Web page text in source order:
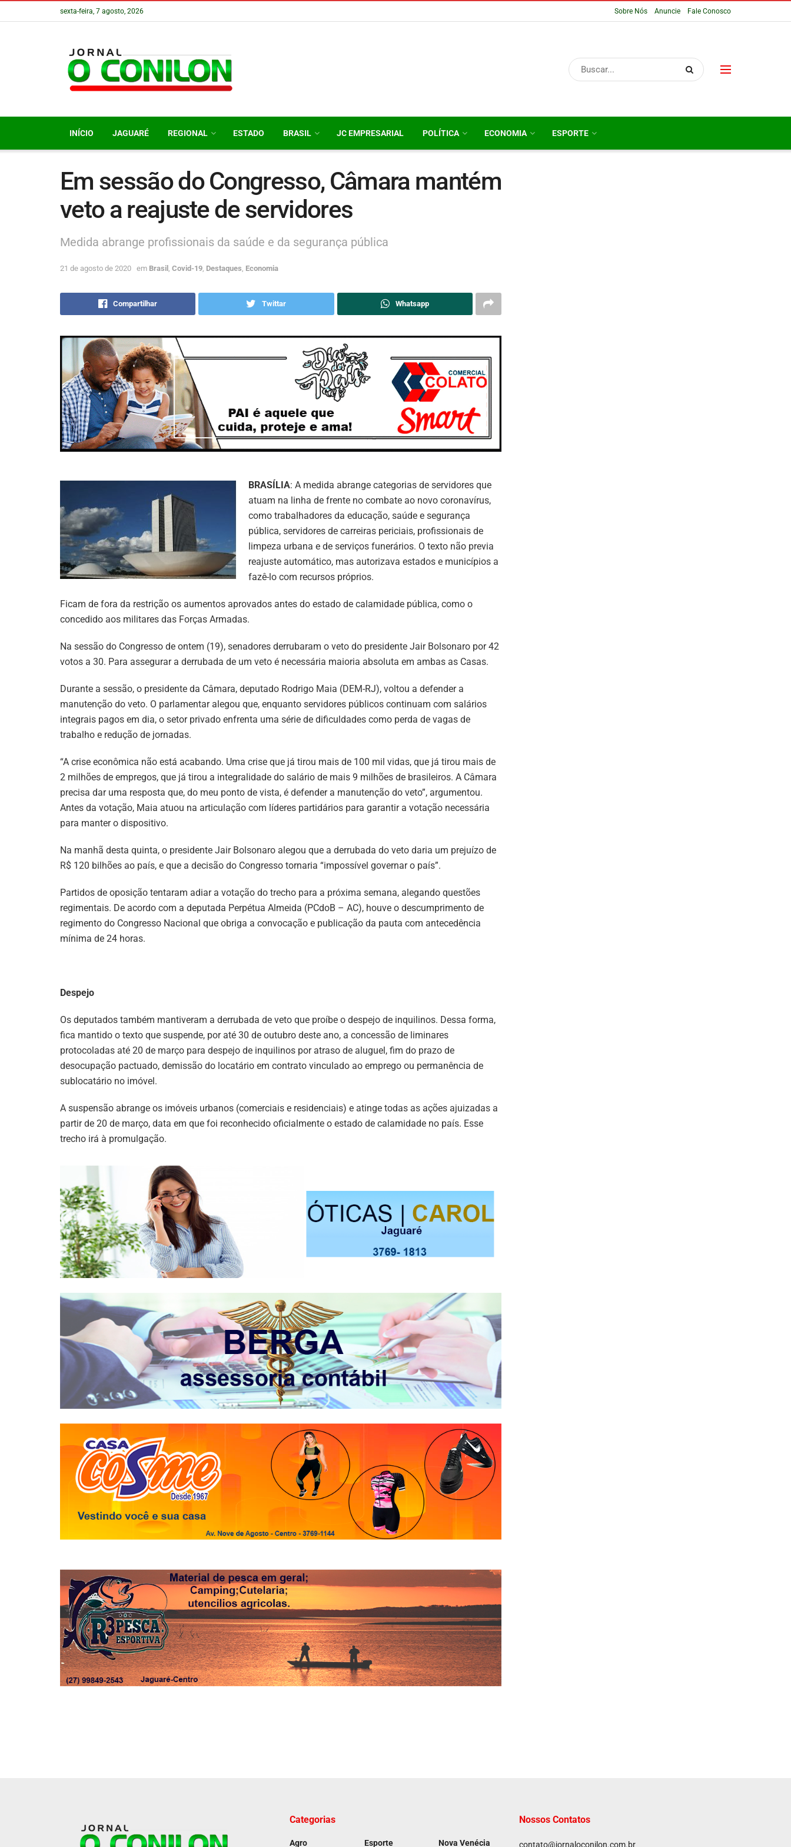
sexta-feira, 7 agosto, 2026 Sobre Nós Anuncie Fale Conosco
INÍCIO JAGUARÉ REGIONAL ESTADO BRASIL JC EMPRESARIAL POLÍTICA ECONOMIA ESPORTE
Em sessão do Congresso, Câmara mantém
veto a reajuste de servidores
Medida abrange profissionais da saúde e da segurança pública
21 de agosto de 2020 em Brasil Covid-19 Destaques Economia
Compartilhar Twittar Whatsapp
BRASÍLIA: A medida abrange categorias de servidores que
atuam na linha de frente no combate ao novo coronavírus,
como trabalhadores da educação, saúde e segurança
pública, servidores de carreiras periciais, profissionais de
limpeza urbana e de serviços funerários. O texto não previa
reajuste automático, mas autorizava estados e municípios a
fazê-lo com recursos próprios.
Ficam de fora da restrição os aumentos aprovados antes do estado de calamidade pública, como o
concedido aos militares das Forças Armadas.
Na sessão do Congresso de ontem (19), senadores derrubaram o veto do presidente Jair Bolsonaro por 42
votos a 30. Para assegurar a derrubada de um veto é necessária maioria absoluta em ambas as Casas.
Durante a sessão, o presidente da Câmara, deputado Rodrigo Maia (DEM-RJ), voltou a defender a
manutenção do veto. O parlamentar alegou que, enquanto servidores públicos continuam com salários
integrais pagos em dia, o setor privado enfrenta uma série de dificuldades como perda de vagas de
trabalho e redução de jornadas.
“A crise econômica não está acabando. Uma crise que já tirou mais de 100 mil vidas, que já tirou mais de
2 milhões de empregos, que já tirou a integralidade do salário de mais 9 milhões de brasileiros. A Câmara
precisa dar uma resposta que, do meu ponto de vista, é defender a manutenção do veto”, argumentou.
Antes da votação, Maia atuou na articulação com líderes partidários para garantir a votação necessária
para manter o dispositivo.
Na manhã desta quinta, o presidente Jair Bolsonaro alegou que a derrubada do veto daria um prejuízo de
R$ 120 bilhões ao país, e que a decisão do Congresso tornaria “impossível governar o país”.
Partidos de oposição tentaram adiar a votação do trecho para a próxima semana, alegando questões
regimentais. De acordo com a deputada Perpétua Almeida (PCdoB – AC), houve o descumprimento de
regimento do Congresso Nacional que obriga a convocação e publicação da pauta com antecedência
mínima de 24 horas.
Despejo
Os deputados também mantiveram a derrubada de veto que proíbe o despejo de inquilinos. Dessa forma,
fica mantido o texto que suspende, por até 30 de outubro deste ano, a concessão de liminares
protocoladas até 20 de março para despejo de inquilinos por atraso de aluguel, fim do prazo de
desocupação pactuado, demissão do locatário em contrato vinculado ao emprego ou permanência de
sublocatário no imóvel.
A suspensão abrange os imóveis urbanos (comerciais e residenciais) e atinge todas as ações ajuizadas a
partir de 20 de março, data em que foi reconhecido oficialmente o estado de calamidade no país. Esse
trecho irá à promulgação.
Categorias
Agro Esporte Nova Venécia
Nossos Contatos
contato@jornaloconilon.com.br